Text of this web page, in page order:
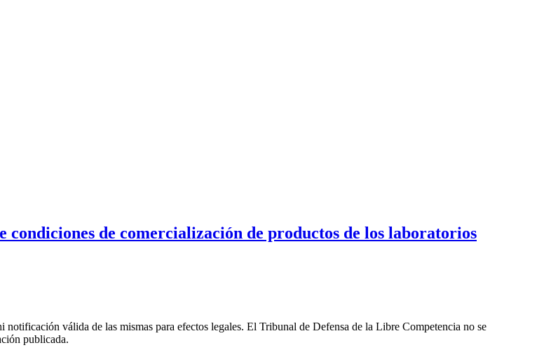
condiciones de comercialización de productos de los laboratorios
válida de las mismas para efectos legales. El Tribunal de Defensa de la Libre Competencia no se
publicada.